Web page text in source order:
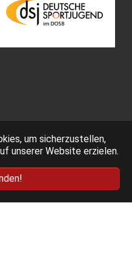
um sicherzustellen,
unserer Website erzielen.